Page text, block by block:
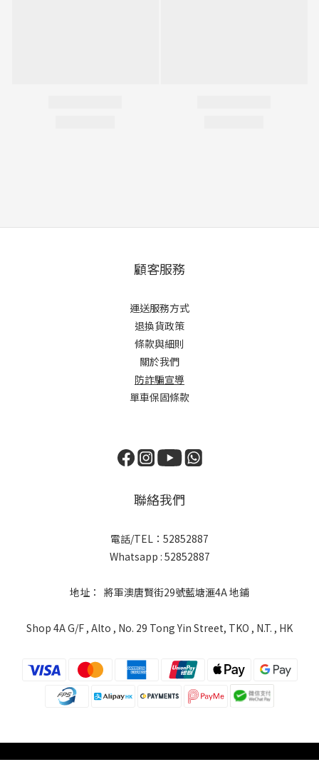
顧客服務
運送服務方式
退換貨政策
條款與細則
關於我們
防詐騙宣導
單車保固條款
聯絡我們
電話/TEL：52852887
Whatsapp : 52852887
地址： 將軍澳唐賢街29號藍塘滙4A 地鋪
Shop 4A G/F , Alto , No. 29 Tong Yin Street, TKO , N.T. , HK